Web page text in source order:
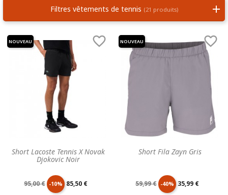
Filtres vêtements de tennis (21 produits)
Short Lacoste Tennis X Novak
Djokovic Noir

Prix
95,00 € -10% Prix
85,50 €
NOUVEAU
Short Fila Zayn Gris

Prix
59,99 € -40% Prix
35,99 €
NOUVEAU